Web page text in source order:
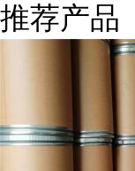
推荐产品